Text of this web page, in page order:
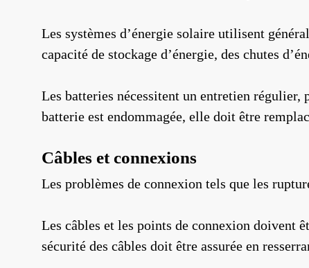
Les systèmes d’énergie solaire utilisent
capacité de stockage d’énergie, des chutes
Les batteries nécessitent un entretien
batterie est endommagée, elle doit être
Câbles et connexions
Les problèmes de connexion tels que les
Les câbles et les points de connexion doivent
sécurité des câbles doit être assurée en